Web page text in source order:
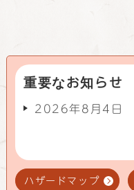
重要なお知らせ
2026年8月4日
ハザードマップ